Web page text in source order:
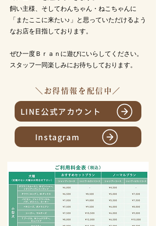
飼い主様、そしてわんちゃん・ねこちゃんに
「またここに来たい♪」と思っていただけるよう
なお店を目指しております。
ぜひ一度Ｂｒａｎに遊びにいらしてください。
スタッフ一同楽しみにお待ちしております。
＼お得情報を配信中／
LINE公式アカウント
Instagram